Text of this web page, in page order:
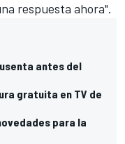
respuesta ahora".
antes del
gratuita en TV de
para la